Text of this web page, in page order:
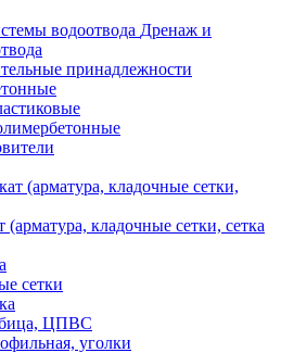
Дренаж и
принадлежности
(арматура, кладочные сетки, сетка
сетки
ЦПВС
уголки